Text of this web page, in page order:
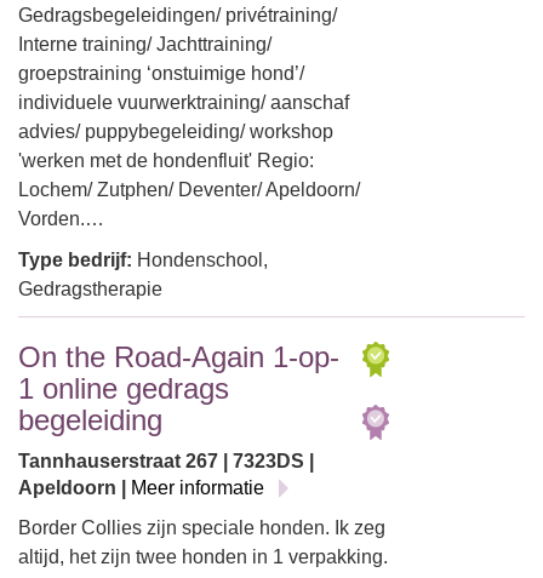
Gedragsbegeleidingen/ privétraining/
Interne training/ Jachttraining/
groepstraining ‘onstuimige hond’/
individuele vuurwerktraining/ aanschaf
advies/ puppybegeleiding/ workshop
'werken met de hondenfluit' Regio:
Lochem/ Zutphen/ Deventer/ Apeldoorn/
Vorden.…
Type bedrijf: Hondenschool,
Gedragstherapie
On the Road-Again 1-op-
1 online gedrags
begeleiding
Tannhauserstraat 267 | 7323DS |
Apeldoorn |
Meer informatie
Border Collies zijn speciale honden. Ik zeg
altijd, het zijn twee honden in 1 verpakking.